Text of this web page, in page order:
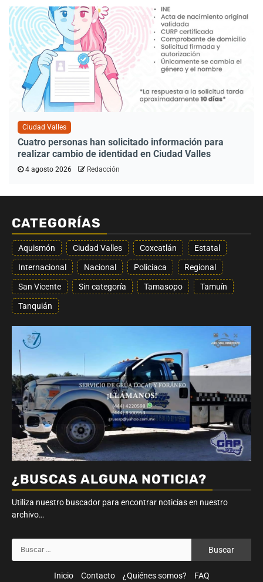
Ciudad Valles
Cuatro personas han solicitado información para
realizar cambio de identidad en Ciudad Valles
4 agosto 2026 Redacción
CATEGORÍAS
Aquismón Ciudad Valles Coxcatlán Estatal
Internacional Nacional Policiaca Regional
San Vicente Sin categoría Tamasopo Tamuín
Tanquián
¿BUSCAS ALGUNA NOTICIA?
Utiliza nuestro buscador para encontrar noticias en nuestro
archivo…
Inicio Contacto ¿Quiénes somos? FAQ